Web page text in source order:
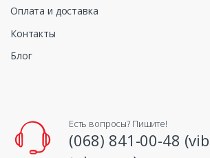
Оплата и доставка
Контакты
Блог
Есть вопросы? Пишите!
(068) 841-00-48